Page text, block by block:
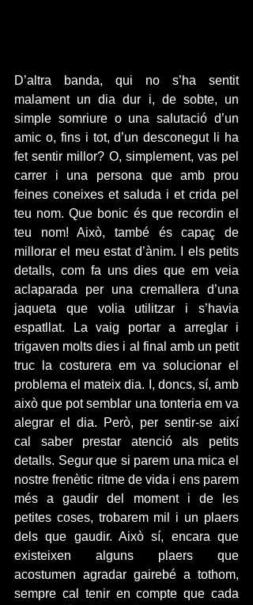
D’altra banda, qui no s’ha sentit
malament un dia dur i, de sobte, un
simple somriure o una salutació d’un
amic o, fins i tot, d’un desconegut li ha
fet sentir millor? O, simplement, vas pel
carrer i una persona que amb prou
feines coneixes et saluda i et crida pel
teu nom. Que bonic és que recordin el
teu nom! Això, també és capaç de
millorar el meu estat d’ànim. I els petits
detalls, com fa uns dies que em veia
aclaparada per una cremallera d’una
jaqueta que volia utilitzar i s’havia
espatllat. La vaig portar a arreglar i
trigaven molts dies i al final amb un petit
truc la costurera em va solucionar el
problema el mateix dia. I, doncs, sí, amb
això que pot semblar una tonteria em va
alegrar el dia. Però, per sentir-se així
cal saber prestar atenció als petits
detalls. Segur que si parem una mica el
nostre frenètic ritme de vida i ens parem
més a gaudir del moment i de les
petites coses, trobarem mil i un plaers
dels que gaudir. Això sí, encara que
existeixen alguns plaers que
acostumen agradar gairebé a tothom,
sempre cal tenir en compte que cada